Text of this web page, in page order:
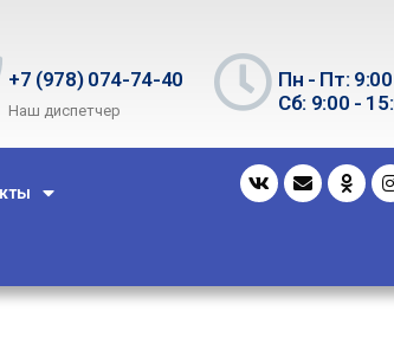
+7 (978) 074-74-40
Наш диспетчер
Пн - Пт:
Сб: 9:00 -